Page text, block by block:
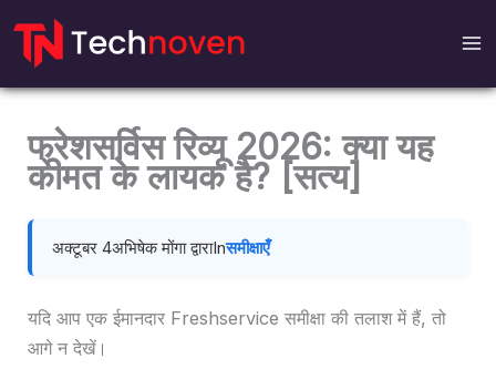
छोड़कर
सामग्री
बढ़नेफ्रेशसर्विस रिव्यू 2026: क्या यह
कीमत के लायक है? [सत्य]
अक्टूबर 4अभिषेक मोंगा द्वाराInसमीक्षाएँ
यदि आप एक ईमानदार Freshservice समीक्षा की तलाश में हैं, तो
आगे न देखें।